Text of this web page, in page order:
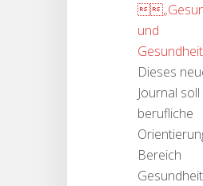
und
Dieses
Journal soll
berufliche
Bereich